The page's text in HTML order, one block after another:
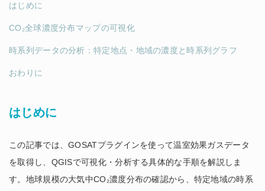
はじめに
この記事では、GOSATプラグインを使って温室効果ガスデータ
を取得し、QGISで可視化・分析する具体的な手順を解説しま
す。地球規模の大気中CO₂濃度分布の確認から、特定地域の時系
はじめに
CO₂全球濃度分布マップの可視化
時系列データの分析：特定地点・地域の濃度と時系列グラフ
おわりに